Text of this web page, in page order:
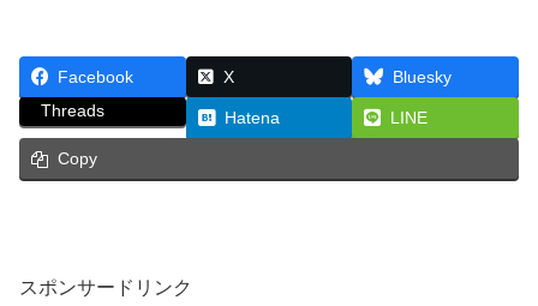
Facebook X
Bluesky
Threads
Hatena LINE
Copy
スポンサードリンク